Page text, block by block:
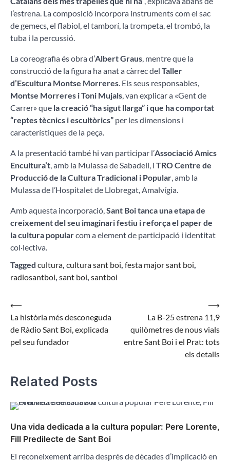
l’estrena. La composició incorpora instruments com el sac
de gemecs, el flabiol, el tamborí, la trompeta, el trombó, la
tuba i la percussió.
La coreografia és obra d’Albert Graus, mentre que la
construcció de la figura ha anat a càrrec del Taller
d’Escultura Montse Morreres. Els seus responsables,
Montse Morreres i Toni Mujals, van explicar a «Gent de
Carrer» que la creació “ha sigut llarga” i que ha comportat
“reptes tècnics i escultòrics” per les dimensions i
característiques de la peça.
A la presentació també hi van participar l’Associació Amics
Encultura’t, amb la Mulassa de Sabadell, i TRO Centre de
Producció de la Cultura Tradicional i Popular, amb la
Mulassa de l’Hospitalet de Llobregat, Amalvígia.
Amb aquesta incorporació,Sant Boi tanca una etapa de
creixement del seu imaginari festiu i reforça el paper de
la cultura popularcom a element de participació i identitat
col·lectiva.
Tagged cultura, cultura sant boi, festa major sant boi,
radiosantboi, sant boi, santboi
Navegació
d'entrades
⟵
La història més desconeguda
de Ràdio Sant Boi, explicada
pel seu fundador
La B-25 estrena 11,9
quilòmetres de nous vials
entre Sant Boi i el Prat: tots
els detalls
⟶
Related Posts
Una vida dedicada a la cultura popular: Pere Lorente,
Fill Predilecte de Sant Boi
El reconeixement arriba després de dècades d’implicació en